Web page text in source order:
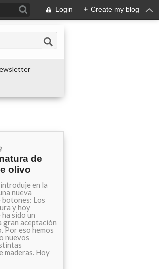
Login + Create my blog
de
olivo
en la
nueva
botones: Los
y hoy
sido un
gran aceptación
Por eso hemos
nuevos
maderas. Hoy